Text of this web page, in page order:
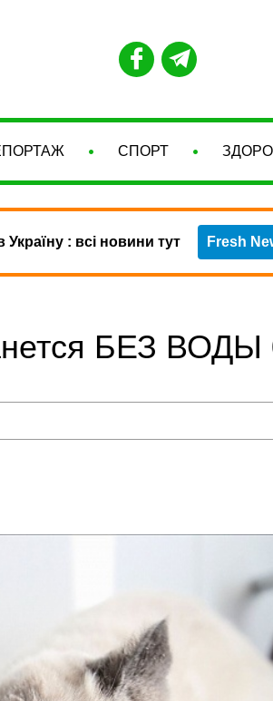
СПОРТ
Україну : всі новини тут Fresh
БЕЗ ВОДЫ